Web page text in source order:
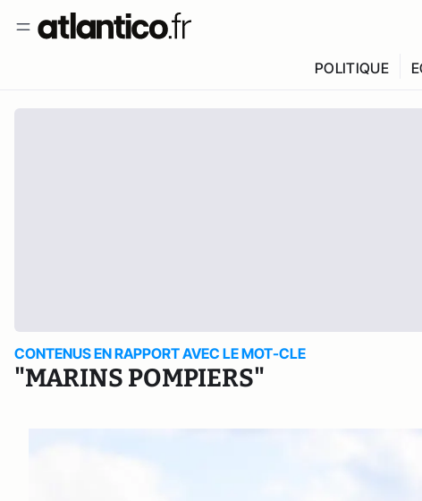
POLITIQUE
CONTENUS EN RAPPORT AVEC LE MOT-CLE
"MARINS POMPIERS"